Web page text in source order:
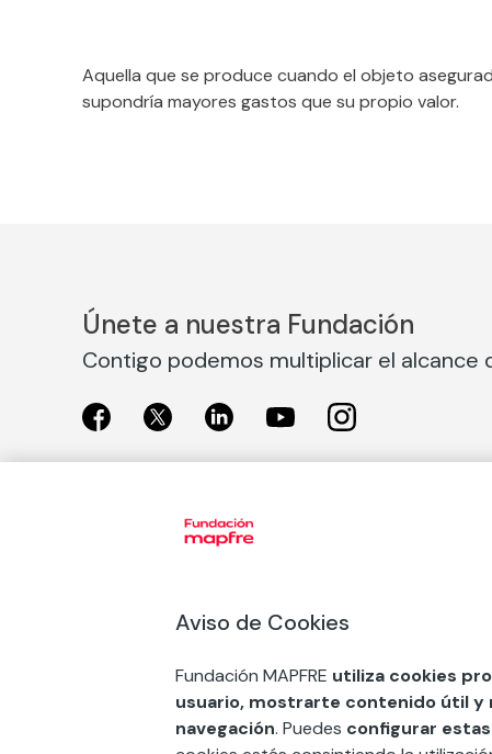
Aquella que se produce cuando el objeto
supondría mayores gastos que su propio valor.
Únete a nuestra Fundación
Contigo podemos multiplicar el alcance
Exposiciones en Barcelona
COMPRAR ENTRADA
Premios
FSE+
Aviso de Cookies
Fundación MAPFRE utiliza cookies
usuario, mostrarte contenido útil y
navegación. Puedes configurar